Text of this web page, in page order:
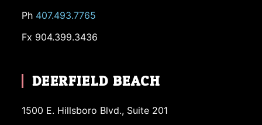
Ph 407.493.7765
Fx 904.399.3436
DEERFIELD BEACH
1500 E. Hillsboro Blvd., Suite 201